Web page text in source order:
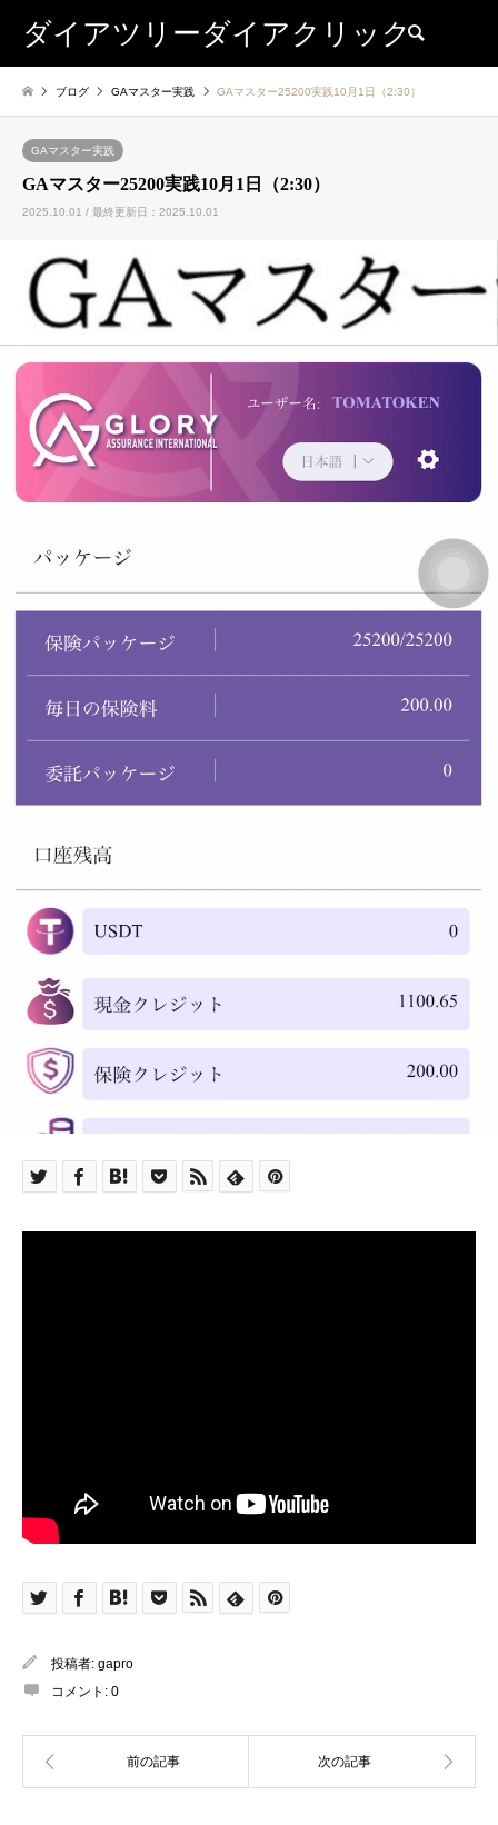
ダイアツリーダイアクリック
ブログ GAマスター実践 GAマスター25200実践10月1日（2:30）
GAマスター実践
GAマスター25200実践10月1日（2:30）
2025.10.01 / 最終更新日：2025.10.01
投稿者: gapro
コメント: 0